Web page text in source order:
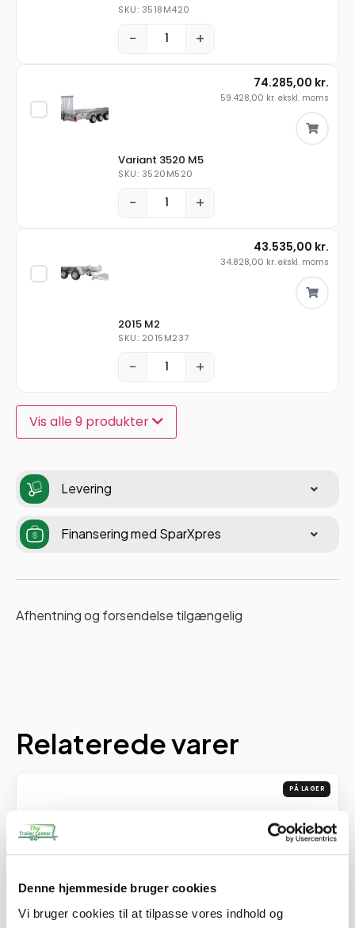
Denne hjemmeside bruger cookies
Vi bruger cookies til at tilpasse vores indhold og
SKU: 3518M420
− +
Variant 3520 M5
SKU: 3520M520
− +
74.285,00 kr.
59.428,00 kr. ekskl. moms
2015 M2
SKU: 2015M237
− +
43.535,00 kr.
34.828,00 kr. ekskl. moms
Vis alle 9 produkter
Levering
Finansering med SparXpres
Afhentning og forsendelse tilgængelig
Relaterede varer
PÅ LAGER